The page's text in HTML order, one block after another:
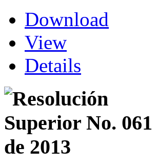
Download
View
Details